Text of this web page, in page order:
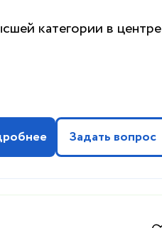
категории в центре
Задать вопрос